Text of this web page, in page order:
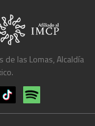
de las Lomas, Alcaldía